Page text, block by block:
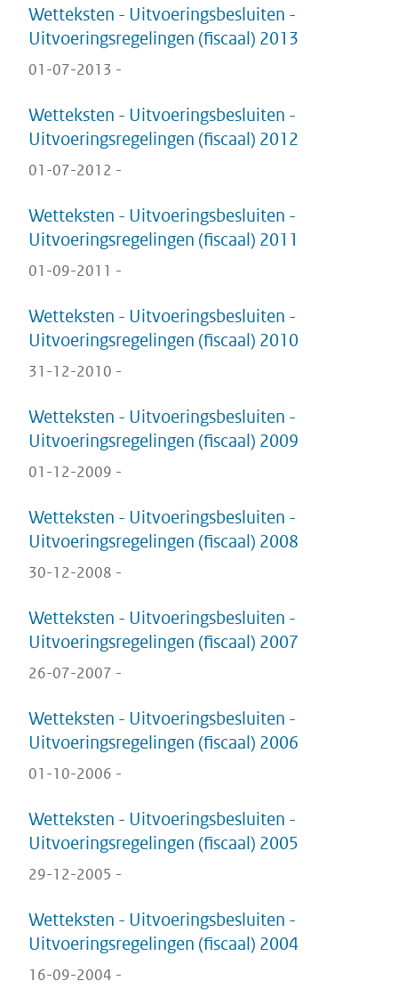
Wetteksten - Uitvoeringsbesluiten -
Uitvoeringsregelingen (fiscaal) 2013
01-07-2013 -
Wetteksten - Uitvoeringsbesluiten -
Uitvoeringsregelingen (fiscaal) 2012
01-07-2012 -
Wetteksten - Uitvoeringsbesluiten -
Uitvoeringsregelingen (fiscaal) 2011
01-09-2011 -
Wetteksten - Uitvoeringsbesluiten -
Uitvoeringsregelingen (fiscaal) 2010
31-12-2010 -
Wetteksten - Uitvoeringsbesluiten -
Uitvoeringsregelingen (fiscaal) 2009
01-12-2009 -
Wetteksten - Uitvoeringsbesluiten -
Uitvoeringsregelingen (fiscaal) 2008
30-12-2008 -
Wetteksten - Uitvoeringsbesluiten -
Uitvoeringsregelingen (fiscaal) 2007
26-07-2007 -
Wetteksten - Uitvoeringsbesluiten -
Uitvoeringsregelingen (fiscaal) 2006
01-10-2006 -
Wetteksten - Uitvoeringsbesluiten -
Uitvoeringsregelingen (fiscaal) 2005
29-12-2005 -
Wetteksten - Uitvoeringsbesluiten -
Uitvoeringsregelingen (fiscaal) 2004
16-09-2004 -